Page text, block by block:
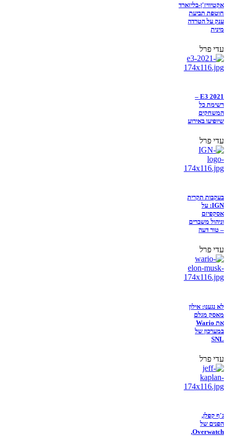
אקטיוויז'ן-בליזארד
חוטפת תביעת
ענק על הטרדה
מינית
עדי פרל
E3 2021 –
רשימת כל
המשחקים
שיופיעו באירוע
עדי פרל
בעקבות תקרית
IGN: על
אסקפיזם
וניהול משברים
– טור דעה
עדי פרל
לא נגענו: אילון
מאסק מגלם
את Wario
במערכון של
SNL
עדי פרל
ג'ף קפלן,
הפנים של
Overwatch,